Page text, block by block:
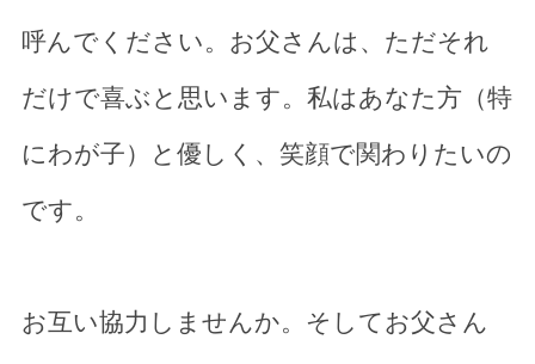
呼んでください。お父さんは、ただそれ
だけで喜ぶと思います。私はあなた方（特
にわが子）と優しく、笑顔で関わりたいの
です。
お互い協力しませんか。そしてお父さん